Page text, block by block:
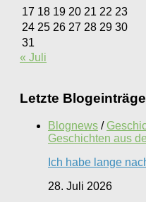
17 18 19 20 21 22 23
24 25 26 27 28 29 30
31
« Juli
Letzte Blogeinträge
Blognews /
Geschichten aus
Ich habe lange
28. Juli 2026